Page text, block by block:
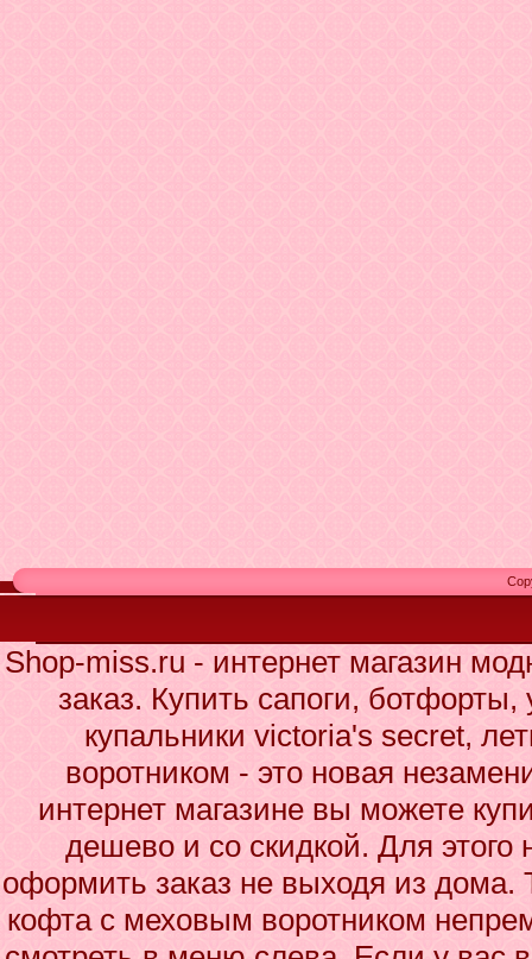
Shop-miss.ru - интернет магазин
заказ. Купить сапоги,
купальники victoria's secret,
воротником - это новая
интернет магазине вы можете
дешево и со скидкой. Для этого
оформить заказ не выходя из дома.
кофта с меховым воротником